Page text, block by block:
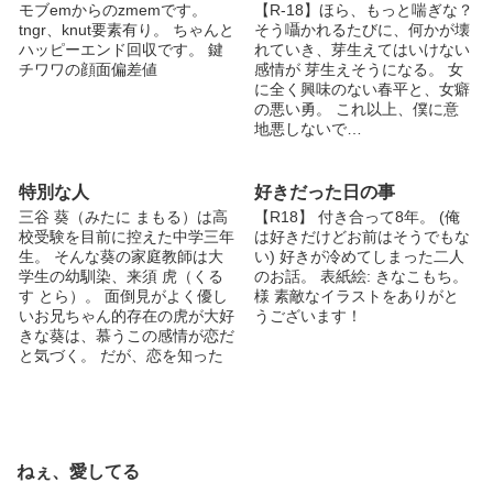
モブemからのzmemです。
tngr、knut要素有り。 ちゃんと
ハッピーエンド回収です。 鍵
チワワの顔面偏差値
【R-18】ほら、もっと喘ぎな？
そう囁かれるたびに、何かが壊
れていき、芽生えてはいけない
感情が 芽生えそうになる。 女
に全く興味のない春平と、女癖
の悪い勇。 これ以上、僕に意
地悪しないで…
特別な人
三谷 葵（みたに まもる）は高
校受験を目前に控えた中学三年
生。 そんな葵の家庭教師は大
学生の幼馴染、来須 虎（くる
す とら）。 面倒見がよく優し
いお兄ちゃん的存在の虎が大好
きな葵は、慕うこの感情が恋だ
と気づく。 だが、恋を知った
説家になろう （小説投稿サイ
好きだった日の事
【R18】 付き合って8年。 (俺
は好きだけどお前はそうでもな
い) 好きが冷めてしまった二人
のお話。 表紙絵: きなこもち。
様 素敵なイラストをありがと
うございます！
ねぇ、愛してる